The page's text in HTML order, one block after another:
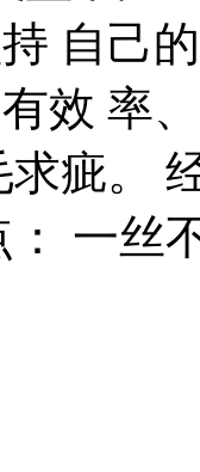
自己
效 率
疵。
一丝